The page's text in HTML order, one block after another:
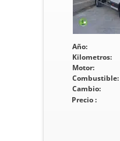
Año:
Kilometros:
Motor:
Combustible:
Cambio:
Precio :